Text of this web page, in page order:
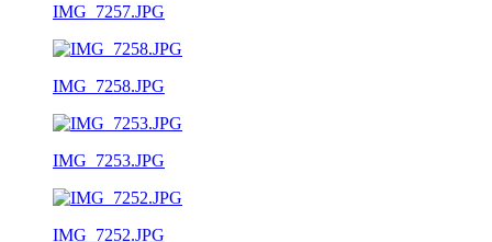
IMG_7257.JPG
IMG_7258.JPG
IMG_7253.JPG
IMG_7252.JPG